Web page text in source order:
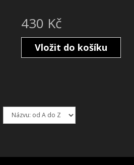
430 Kč
Vložit do košíku